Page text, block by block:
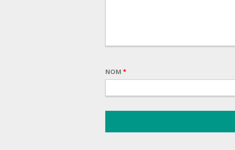
NOM *